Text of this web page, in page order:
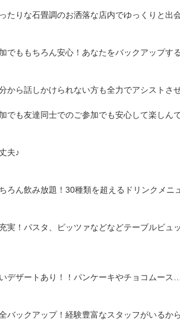
たりな石畳調のお洒落な店内でゆっくりと出
でももちろん安心！あなたをバックアップす
から話しかけられない方も全力でアシストさ
でも友達同士でのご参加でも安心して楽しん
夫♪
ろん飲み放題！30種類を超えるドリンクメニ
実！パスタ、ピッツァなどなどテーブルビュ
デザートあり！！パンケーキやチョコムース
バックアップ！経験豊富なスタッフがいるか